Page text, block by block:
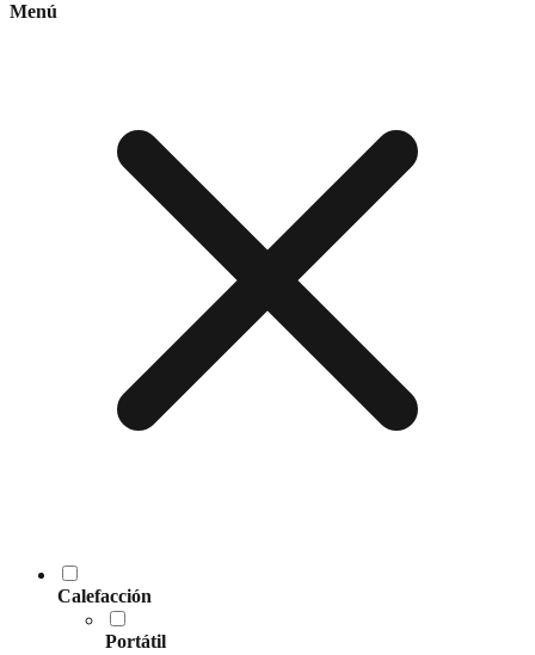
Menú
Calefacción
Portátil